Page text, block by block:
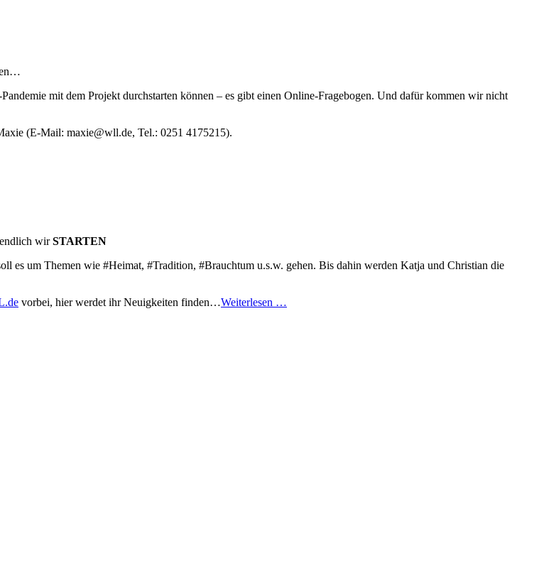
mit dem Projekt durchstarten können – es gibt einen Online-Fragebogen. Und dafür kommen wir nicht
(E-Mail: maxie@wll.de, Tel.: 0251 4175215).
wirSTARTEN
es um Themen wie #Heimat, #Tradition, #Brauchtum u.s.w. gehen. Bis dahin werden Katja und Christian die
vorbei, hier werdet ihr Neuigkeiten finden…Weiterlesen …